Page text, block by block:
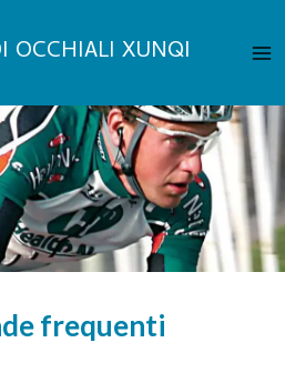
OCCHIALI XUNQI
frequenti